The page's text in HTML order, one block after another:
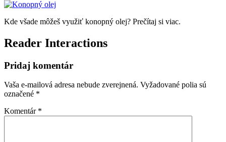
Kde všade môžeš využiť konopný olej? Prečítaj si viac.
Reader Interactions
Pridaj komentár
Vaša e-mailová adresa nebude zverejnená. Vyžadované polia sú
označené *
Komentár *